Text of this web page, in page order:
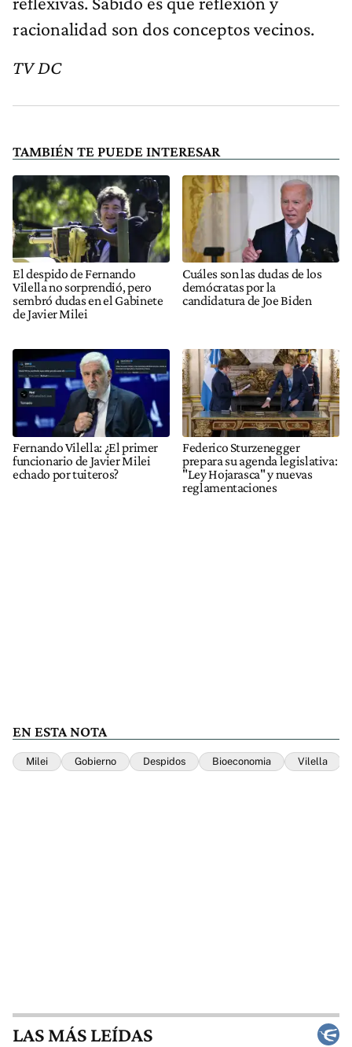
racionalidad son dos conceptos vecinos.
TV DC
TAMBIÉN TE PUEDE INTERESAR
El despido de Fernando
Vilella no sorprendió, pero
sembró dudas en el Gabinete
de Javier Milei
Cuáles son las dudas de los
demócratas por la
candidatura de Joe Biden
Fernando Vilella: ¿El primer
funcionario de Javier Milei
echado por tuiteros?
Federico Sturzenegger
prepara su agenda legislativa:
"Ley Hojarasca" y nuevas
reglamentaciones
EN ESTA NOTA
Milei Gobierno Despidos Bioeconomia Vilella
LAS MÁS LEÍDAS